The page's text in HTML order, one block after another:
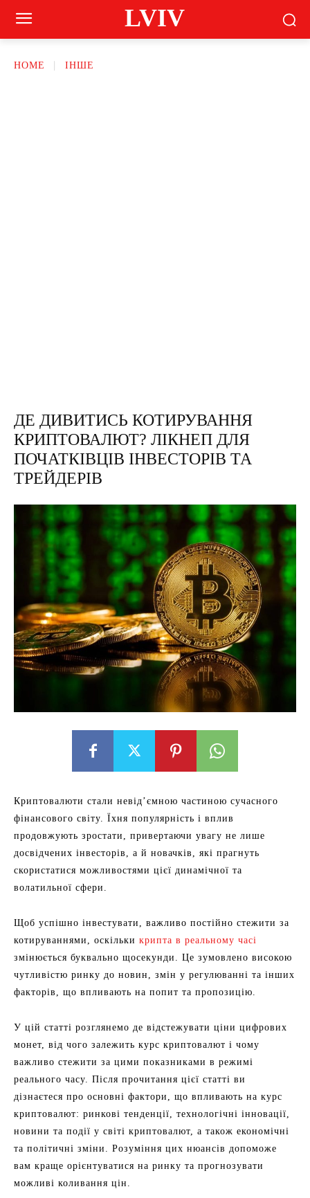
LVIV
HOME ІНШЕ
ДЕ ДИВИТИСЬ КОТИРУВАННЯ
КРИПТОВАЛЮТ? ЛІКНЕП ДЛЯ
ПОЧАТКІВЦІВ ІНВЕСТОРІВ ТА
ТРЕЙДЕРІВ
Криптовалюти стали невід’ємною частиною сучасного
фінансового світу. Їхня популярність і вплив
продовжують зростати, привертаючи увагу не лише
досвідчених інвесторів, а й новачків, які прагнуть
скористатися можливостями цієї динамічної та
волатильної сфери.
Щоб успішно інвестувати, важливо постійно стежити за
котируваннями, оскільки крипта в реальному часі
змінюється буквально щосекунди. Це зумовлено високою
чутливістю ринку до новин, змін у регулюванні та інших
факторів, що впливають на попит та пропозицію.
У цій статті розглянемо де відстежувати ціни цифрових
монет, від чого залежить курс криптовалют і чому
важливо стежити за цими показниками в режимі
реального часу. Після прочитання цієї статті ви
дізнаєтеся про основні фактори, що впливають на курс
криптовалют: ринкові тенденції, технологічні інновації,
новини та події у світі криптовалют, а також економічні
та політичні зміни. Розуміння цих нюансів допоможе
вам краще орієнтуватися на ринку та прогнозувати
можливі коливання цін.